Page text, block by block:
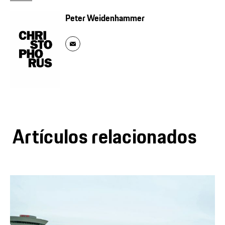
Peter Weidenhammer
Artículos relacionados